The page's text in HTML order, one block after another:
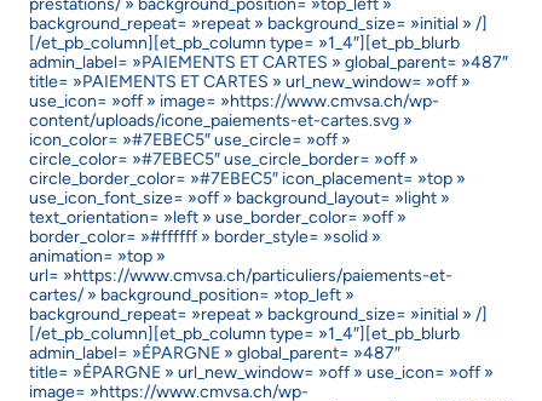
background_repeat= »repeat » background_size= »initial » /]
[/et_pb_column][et_pb_column type= »1_4″][et_pb_blurb
admin_label= »PAIEMENTS ET CARTES » global_parent= »487″
title= »PAIEMENTS ET CARTES » url_new_window= »off »
use_icon= »off » image= »https://www.cmvsa.ch/wp-
content/uploads/icone_paiements-et-cartes.svg »
icon_color= »#7EBEC5″ use_circle= »off »
circle_color= »#7EBEC5″ use_circle_border= »off »
circle_border_color= »#7EBEC5″ icon_placement= »top »
use_icon_font_size= »off » background_layout= »light »
text_orientation= »left » use_border_color= »off »
border_color= »#ffffff » border_style= »solid »
animation= »top »
url= »https://www.cmvsa.ch/particuliers/paiements-et-
cartes/ » background_position= »top_left »
background_repeat= »repeat » background_size= »initial » /]
[/et_pb_column][et_pb_column type= »1_4″][et_pb_blurb
admin_label= »ÉPARGNE » global_parent= »487″
title= »ÉPARGNE » url_new_window= »off » use_icon= »off »
image= »https://www.cmvsa.ch/wp-